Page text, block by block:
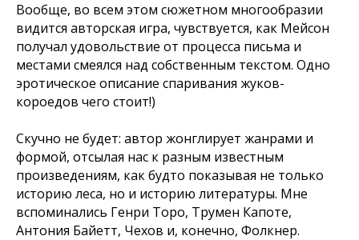
Вообще, во всем этом сюжетном многообразии
видится авторская игра, чувствуется, как Мейсон
получал удовольствие от процесса письма и
местами смеялся над собственным текстом. Одно
эротическое описание спаривания жуков-
короедов чего стоит!)
Скучно не будет: автор жонглирует жанрами и
формой, отсылая нас к разным известным
произведениям, как будто показывая не только
историю леса, но и историю литературы. Мне
вспоминались Генри Торо, Трумен Капоте,
Антония Байетт, Чехов и, конечно, Фолкнер.